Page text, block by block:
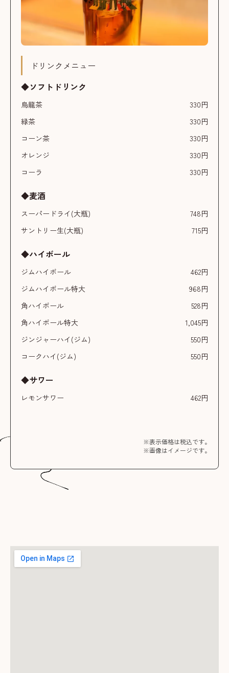
ドリンクメニュー
◆ソフトドリンク
烏龍茶
330円
緑茶
330円
コーン茶
330円
オレンジ
330円
コーラ
330円
◆麦酒
スーパードライ(大瓶)
748円
サントリー生(大瓶)
715円
◆ハイボール
ジムハイボール
462円
ジムハイボール特大
968円
角ハイボール
528円
角ハイボール特大
1,045円
ジンジャーハイ(ジム)
550円
コークハイ(ジム)
550円
◆サワー
レモンサワー 462円
※表示価格は税込です。
※画像はイメージです。